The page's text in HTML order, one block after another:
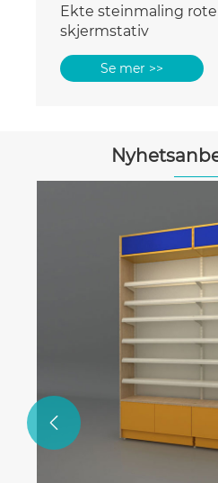
Ekte steinmaling
skjermstativ
Se mer >>
